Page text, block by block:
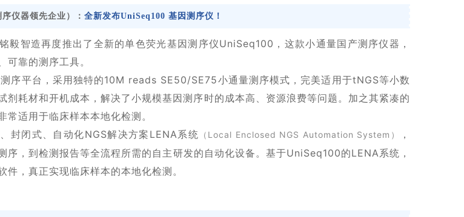
仪器领先企业）： 全新发布UniSeq100 基因测序仪！
毅智造再度推出了全新的单色荧光基因测序仪UniSeq100，这款小通量国产测序仪器，
可靠的测序工具。
序平台，采用独特的10M reads SE50/SE75小通量测序模式，完美适用于tNGS等小数
剂耗材和开机成本，解决了小规模基因测序时的成本高、资源浪费等问题。加之其紧凑的
常适用于临床样本本地化检测。
封闭式、自动化NGS解决方案LENA系统 （Local Enclosed NGS Automation System）
，
序，到检测报告等全流程所需的自主研发的自动化设备。基于UniSeq100的LENA系统，
件，真正实现临床样本的本地化检测。